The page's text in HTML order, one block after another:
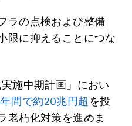
ラの点検および整備
限に抑えることにつな
施中期計画」におい
間で約20兆円超 を投
老朽化対策を進めま